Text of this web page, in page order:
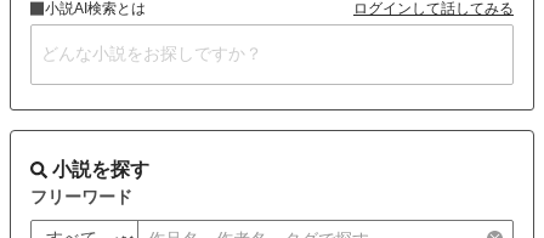
小説AI検索とは ログインして話してみる
小説を探す
フリーワード